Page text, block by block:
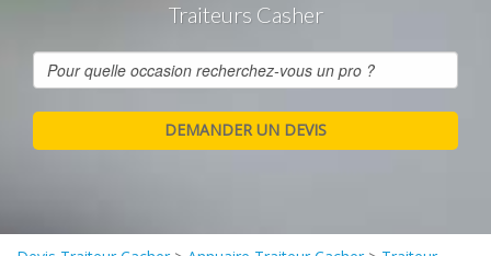
Traiteurs Casher